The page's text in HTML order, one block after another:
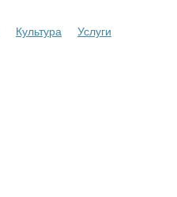
Культура
Услуги